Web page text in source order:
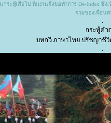
กระทู้เสียไป ทีมงานจึงขอทำการ De-Index
รวมของเพื่อน
.
กระทู้คำ
บทกวี ภาษาไทย ปรัชญาชี
.